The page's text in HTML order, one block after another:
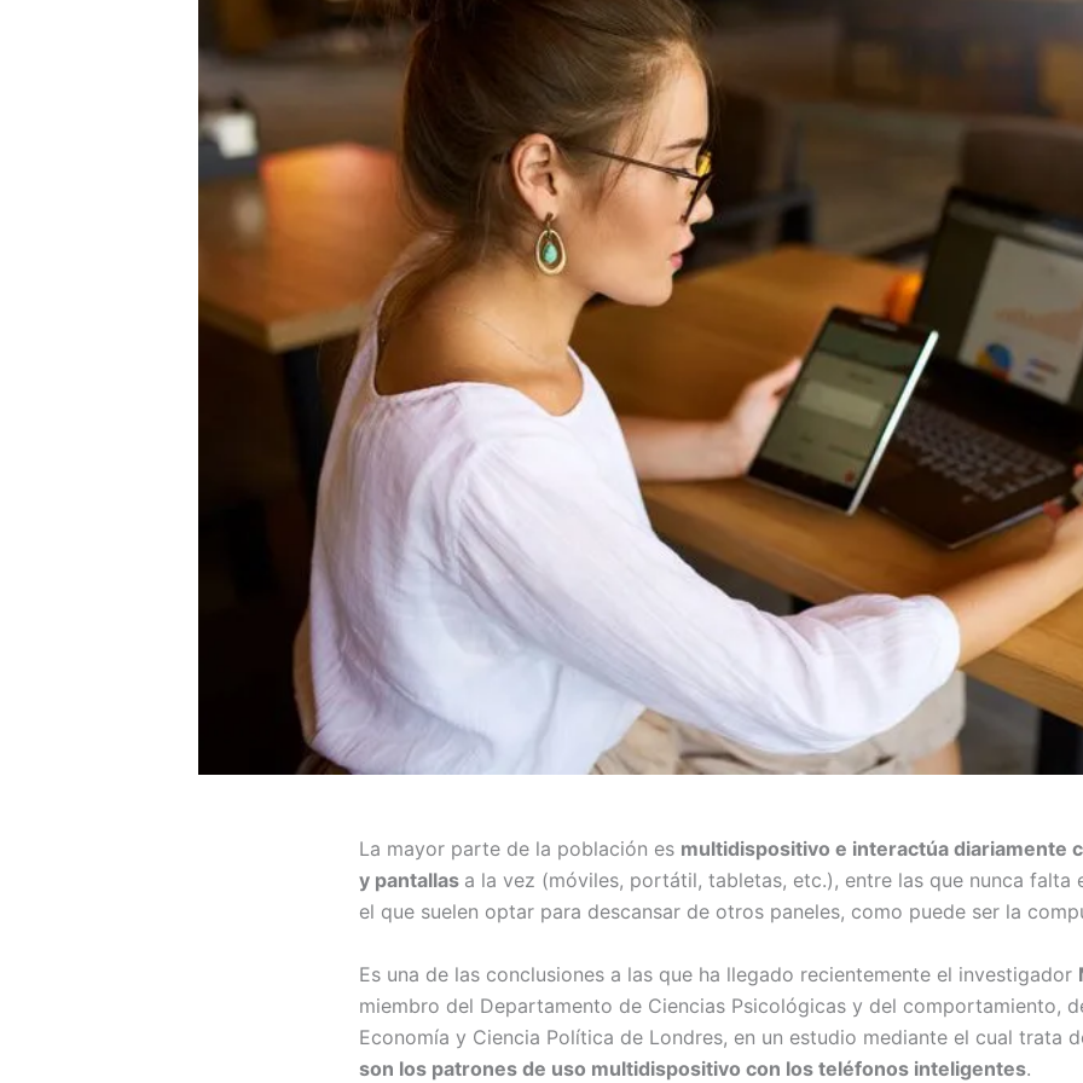
La mayor parte de la población es multidispositivo e interactúa diariamente
y pantallas a la vez (móviles, portátil, tabletas, etc.), entre las que nunca falta
el que suelen optar para descansar de otros paneles, como puede ser la
Es una de las conclusiones a las que ha llegado recientemente el investigador
miembro del Departamento de Ciencias Psicológicas y del comportamiento,
Economía y Ciencia Política de Londres, en un estudio mediante el cual trata
son los patrones de uso multidispositivo con los teléfonos inteligentes.